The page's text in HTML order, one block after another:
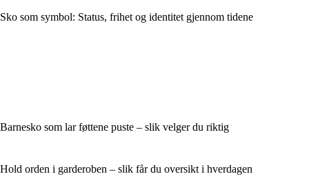
Sko som symbol: Status, frihet og identitet gjennom tidene
Barnesko som lar føttene puste – slik velger du riktig
Hold orden i garderoben – slik får du oversikt i hverdagen